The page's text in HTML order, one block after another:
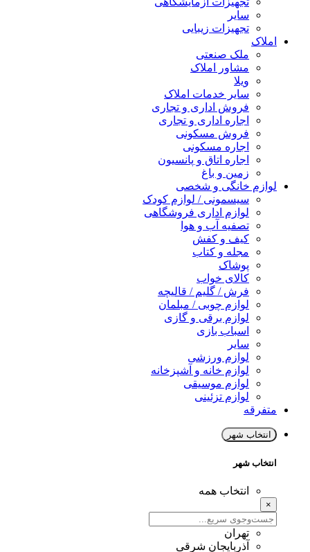
سایر
تجهیزات زیبایی
املاک
ملک صنعتی
مشاور املاک
ویلا
سایر خدمات املاک
فروش اداری و تجاری
اجاره اداری و تجاری
فروش مسکونی
اجاره مسکونی
اجاره اتاق و پانسیون
زمین و باغ
لوازم خانگی و شخصی
سیسمونی / لوازم کودک
لوازم اداری فروشگاهی
تصفیه آب و هوا
کیف و کفش
مجله و کتاب
پوشاک
کالای خواب
فرش / گلیم / قالیچه
لوازم چوبی / مبلمان
لوازم برقی و گازی
اسباب بازی
سایر
لوازم ورزشی
لوازم خانه و آشپزخانه
لوازم موسیقی
لوازم تزئینی
متفرقه
انتخاب شهر
انتخاب شهر
انتخاب همه
×
تهران
آذربایجان شرقی